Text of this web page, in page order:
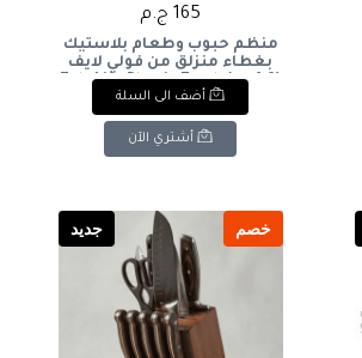
165 ج.م
منظم حبوب وطعام بلاستيك
بغطاء منزلق من فولي لايف
(1.8 لتر): Foly Life Plastic Food
& Cereal Container with
Sliding Lid (1.8L)
أضف الى السلة
أشتري الآن
خصم جديد